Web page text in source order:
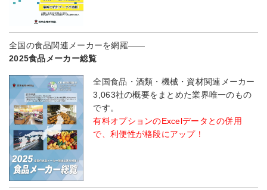
全国の食品関連メーカーを網羅――
2025食品メーカー総覧
全国食品・酒類・機械・資材関連メーカー
3,063社の概要をまとめた業界唯一のもの
です。
有料オプションのExcelデータとの併用
で、利便性が格段にアップ！